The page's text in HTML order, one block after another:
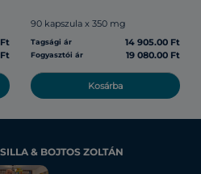
90 kapszula x 350 mg
Tagsági ár 14 905.00 Ft
Fogyasztói ár 19 080.00 Ft
Kosárba
& BOJTOS ZOLTÁN